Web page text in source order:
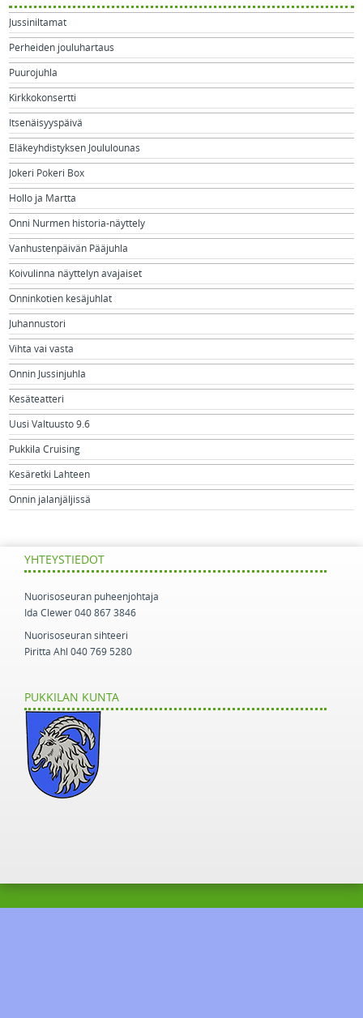
Jussiniltamat
Perheiden jouluhartaus
Puurojuhla
Kirkkokonsertti
Itsenäisyyspäivä
Eläkeyhdistyksen Joululounas
Jokeri Pokeri Box
Hollo ja Martta
Onni Nurmen historia-näyttely
Vanhustenpäivän Pääjuhla
Koivulinna näyttelyn avajaiset
Onninkotien kesäjuhlat
Juhannustori
Vihta vai vasta
Onnin Jussinjuhla
Kesäteatteri
Uusi Valtuusto 9.6
Pukkila Cruising
Kesäretki Lahteen
Onnin jalanjäljissä
YHTEYSTIEDOT
Nuorisoseuran puheenjohtaja
Ida Clewer 040 867 3846
Nuorisoseuran sihteeri
Piritta Ahl 040 769 5280
PUKKILAN KUNTA